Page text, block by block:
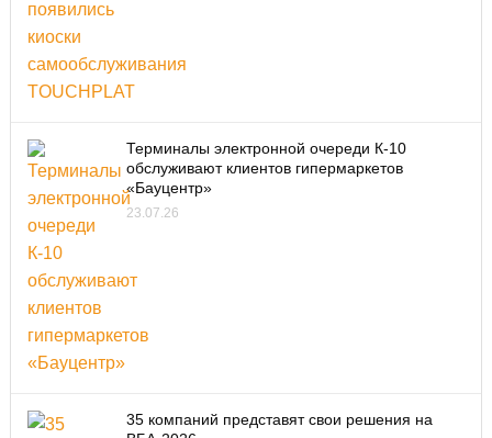
Терминалы электронной очереди К-10
обслуживают клиентов гипермаркетов
«Бауцентр»
23.07.26
35 компаний представят свои решения на